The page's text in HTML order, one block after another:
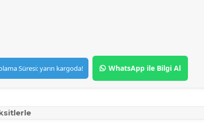
Süresi: yarın kargoda! WhatsApp ile Bilgi Al